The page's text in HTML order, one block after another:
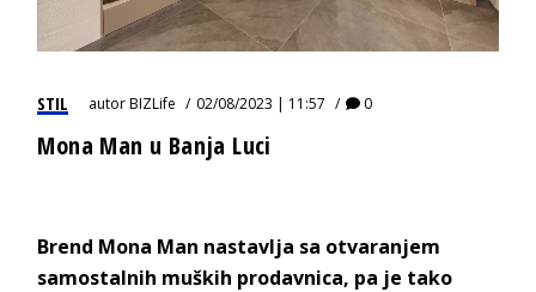
STIL autorBIZLife 02/08/2023 | 11:57 0
Mona Man u Banja Luci
Brend Mona Man nastavlja sa otvaranjem
samostalnih muških prodavnica, pa je tako